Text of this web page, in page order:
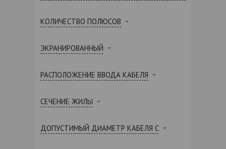
КОЛИЧЕСТВО ПОЛЮСОВ
ЭКРАНИРОВАННЫЙ
РАСПОЛОЖЕНИЕ ВВОДА КАБЕЛЯ
СЕЧЕНИЕ ЖИЛЫ
ДОПУСТИМЫЙ ДИАМЕТР КАБЕЛЯ С